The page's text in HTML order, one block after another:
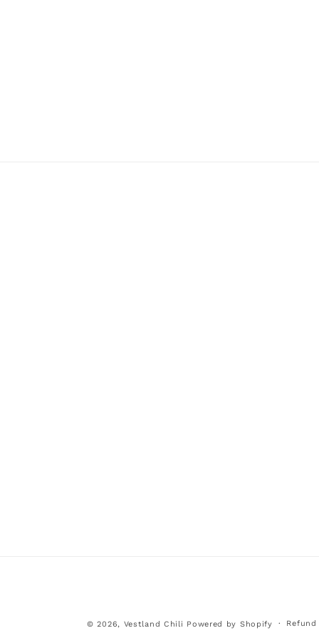
© 2026, Vestland Chili Powered by Shopify